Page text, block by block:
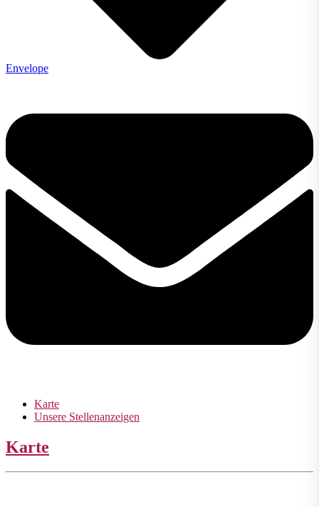
Envelope
Karte
Unsere Stellenanzeigen
Karte